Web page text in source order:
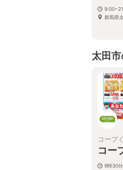
群馬県
太田
コープ
コー
9時30